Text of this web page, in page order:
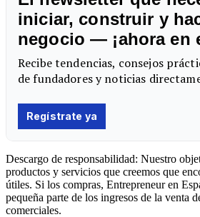
Descargo de responsabilidad: Nuestro
productos y servicios que creemos que
útiles. Si los compras, Entrepreneur en
pequeña parte de los ingresos de la venta
comerciales.